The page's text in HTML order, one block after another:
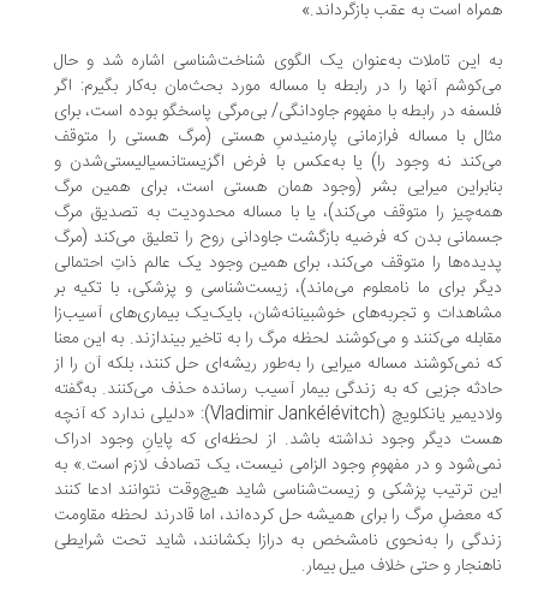
است به عقب بازگرداند.»
این تاملات به‌عنوان یک الگوی شناخت‌شناسی اشاره شد و حال
آنها را در رابطه با مساله مورد بحث‌مان به‌کار بگیرم: اگر
در رابطه با مفهوم جاودانگی/ بی‌مرگی پاسخگو بوده است، برای
با مساله فرازمانی پارمنیدسِ هستی (مرگ هستی را متوقف
نه وجود را) یا به‌عکس با فرض اگزیستانسیالیستی‌شدن و
میرایی بشر (وجود همان هستی است، برای همین مرگ
را متوقف می‌کند)، یا با مساله محدودیت به تصدیق مرگ
بدن که فرضیه بازگشت جاودانی روح را تعلیق می‌کند (مرگ
را متوقف می‌کند، برای همین وجود یک عالم ذاتِ احتمالی
برای ما نامعلوم می‌ماند)، زیست‌شناسی و پزشکی، با تکیه بر
و تجربه‌های خوشبینانه‌شان، بایک‌یک بیماری‌های آسیب‌زا
می‌کنند و می‌کوشند لحظه مرگ را به تاخیر بیندازند. به این معنا
نمی‌کوشند مساله میرایی را به‌طور ریشه‌ای حل کنند، بلکه آن را از
جزیی که به زندگی بیمار آسیب رسانده حذف می‌کنند. به‌گفته
ولادیمیر یانکلویچ (Vladimir Jankélévitch): «دلیلی ندارد که آنچه
دیگر وجود نداشته باشد. از لحظه‌ای که پایانِ وجود ادراک
و در مفهومِ وجود الزامی نیست، یک تصادف لازم است.» به
‌ترتیب پزشکی و زیست‌شناسی شاید هیچ‌وقت نتوانند ادعا کنند
معضلِ مرگ را برای همیشه حل کرده‌اند، اما قادرند لحظه مقاومت
را به‌نحوی نامشخص به درازا بکشانند، شاید تحت شرایطی
و حتی خلاف میل بیمار.